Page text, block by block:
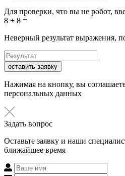
Для проверки, что вы не робот,
8 + 8 =
Неверный результат выражения,
оставить заявку
Нажимая на кнопку, вы
персональных данных
Задать вопрос
Оставьте заявку и наши
ближайшее время